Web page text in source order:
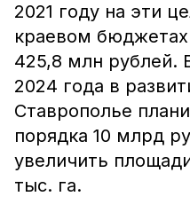
2021 году на эти
краевом
425,8 млн рублей.
2024 года в
Ставрополье
порядка 10 млрд
увеличить
тыс. га.